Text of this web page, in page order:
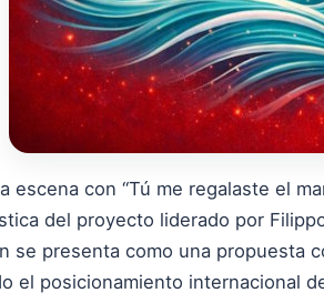
escena con “Tú me regalaste el
del proyecto liderado por
se presenta como una propuesta
el posicionamiento internacional